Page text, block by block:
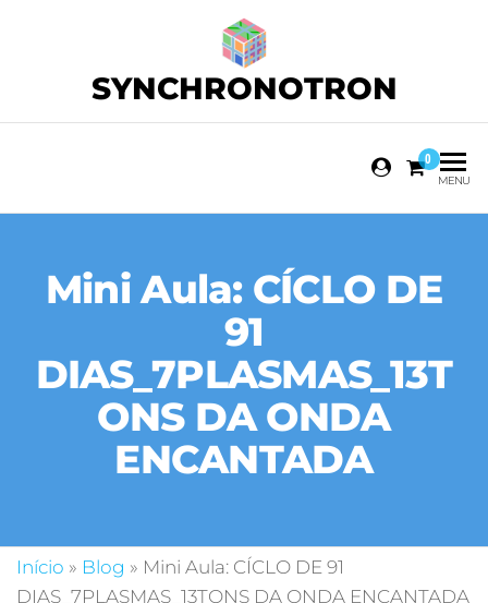
SYNCHRONOTRON
0
MENU
Mini Aula: CÍCLO DE
91
DIAS_7PLASMAS_13T
ONS DA ONDA
ENCANTADA
Início » Blog » Mini Aula: CÍCLO DE 91
DIAS_7PLASMAS_13TONS DA ONDA ENCANTADA